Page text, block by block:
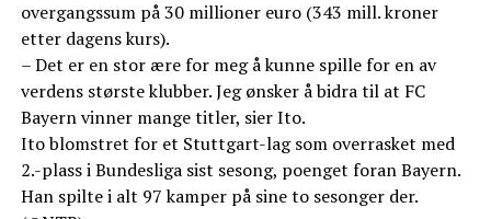
overgangssum på 30 millioner euro (343 mill. kroner
etter dagens kurs).
– Det er en stor ære for meg å kunne spille for en av
verdens største klubber. Jeg ønsker å bidra til at FC
Bayern vinner mange titler, sier Ito.
Ito blomstret for et Stuttgart-lag som overrasket med
2.-plass i Bundesliga sist sesong, poenget foran Bayern.
Han spilte i alt 97 kamper på sine to sesonger der.